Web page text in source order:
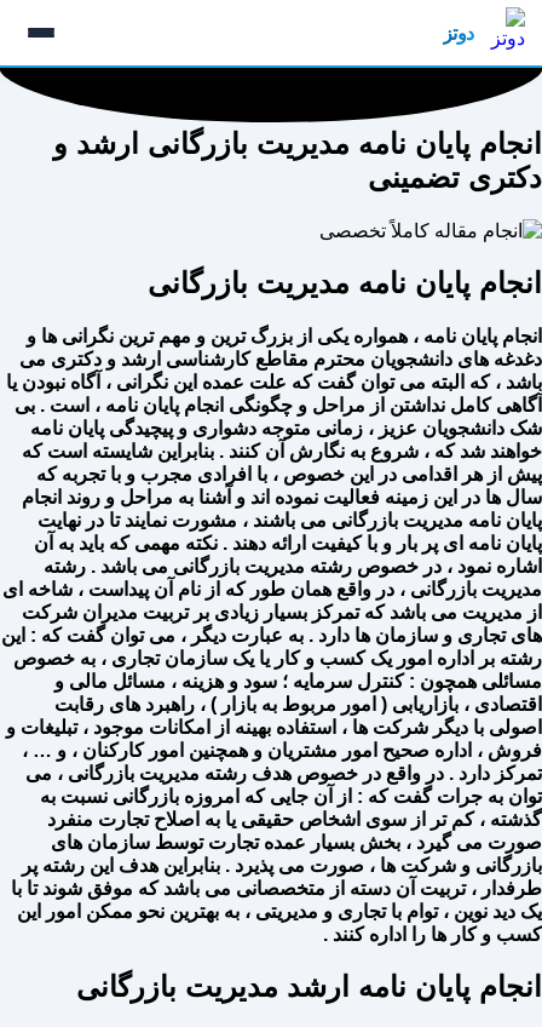
پرش
محتوا
دوتز
انجام پایان نامه مدیریت بازرگانی ارشد و
دکتری تضمینی
انجام پایان نامه مدیریت بازرگانی
انجام پایان نامه ، همواره یکی از بزرگ ترین و مهم ترین نگرانی ها و
دغدغه های دانشجویان محترم مقاطع کارشناسی ارشد و دکتری می
باشد ‌، که البته می توان گفت که علت عمده این نگرانی ، آگاه نبودن یا
آگاهی کامل نداشتن از مراحل و چگونگی انجام پایان نامه ، است ‌. بی
شک دانشجویان عزیز ، زمانی متوجه دشواری و پیچیدگی پایان نامه
خواهند شد که ، شروع به نگارش آن کنند . بنابراین شایسته است که
پیش از هر اقدامی در این خصوص ، با افرادی مجرب و با تجربه که
سال ها در این زمینه فعالیت نموده اند و آشنا به مراحل و روند انجام
پایان نامه مدیریت بازرگانی می باشند ، مشورت نمایند تا در نهایت
پایان نامه ای پر بار و با کیفیت ارائه دهند . نکته مهمی که باید به آن
اشاره نمود ، در خصوص رشته مدیریت بازرگانی می باشد . رشته
مدیریت بازرگانی ، در واقع همان طور که از نام آن پیداست ، شاخه ای
از مدیریت می باشد که تمرکز بسیار زیادی بر تربیت مدیران شرکت
های تجاری و سازمان ها دارد . به عبارت دیگر ، می توان گفت که : این
رشته بر اداره امور یک کسب و کار یا یک سازمان تجاری ، به خصوص
مسائلی همچون : کنترل سرمایه ؛ سود و هزینه ، مسائل مالی و
اقتصادی ، بازاریابی ( امور مربوط به بازار ) ، راهبرد های رقابت
اصولی با دیگر شرکت ها ، استفاده بهینه از امکانات موجود ، تبلیغات و
فروش ، اداره صحیح امور مشتریان و همچنین امور کارکنان ، و … ،
تمرکز دارد . در واقع در خصوص هدف رشته مدیریت بازرگانی ، می
توان به جرات گفت که : از آن جایی که امروزه بازرگانی نسبت به
گذشته ، کم تر از سوی اشخاص حقیقی یا به اصلاح تجارت منفرد
صورت می گیرد ، بخش بسیار عمده تجارت توسط سازمان های
بازرگانی و شرکت ها ، صورت می پذیرد . بنابراین هدف این رشته پر
طرفدار ، تربیت آن دسته از متخصصانی می باشد که موفق شوند تا با
یک دید نوین ، توام با تجاری و مدیریتی ، به بهترین نحو ممکن امور این
کسب و کار ها را اداره کنند .
انجام پایان نامه ارشد مدیریت بازرگانی